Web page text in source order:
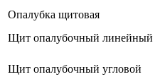
Опалубка щитовая
Щит опалубочный линейный
Щит опалубочный угловой